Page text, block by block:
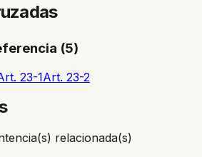
(5)
23-1Art. 23-2
relacionada(s)